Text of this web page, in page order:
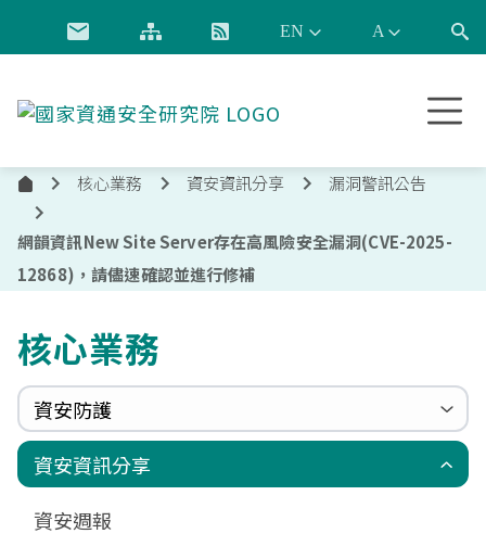
跳到主要內容
通
全
究
首
核心業務 資安資訊分享 漏洞警訊公告
網韻資訊New Site Server存在高風險安全漏洞(CVE-2025-
12868)，請儘速確認並進行修補
核心業務
資安防護
政府組態基準(GCB)
更新消息
資通安全弱點通報機制(VANS)
申請作業表單
端點偵測及應變機制(EDR)
相關文件與表單
零信任架構(ZTA)
相關文件與表單
國家資安聯防監控中心(N-SOC)
國家資安通報應變中心(N-CERT)
資安資訊分享
資安週報